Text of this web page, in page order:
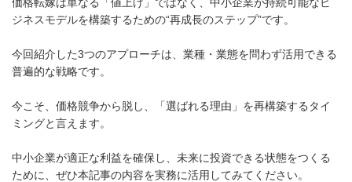
ジネスモデルを構築するための“再成長のステップ”です。
今回紹介した3つのアプローチは、業種・業態を問わず活用できる
普遍的な戦略です。
今こそ、価格競争から脱し、「選ばれる理由」を再構築するタイ
ミングと言えます。
中小企業が適正な利益を確保し、未来に投資できる状態をつくる
ために、ぜひ本記事の内容を実務に活用してみてください。